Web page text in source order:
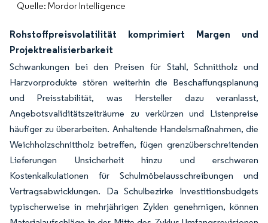
Quelle: Mordor Intelligence
Rohstoffpreisvolatilität komprimiert Margen und
Projektrealisierbarkeit
Schwankungen bei den Preisen für Stahl, Schnittholz und
Harzvorprodukte stören weiterhin die Beschaffungsplanung
und Preisstabilität, was Hersteller dazu veranlasst,
Angebotsvaliditätszeiträume zu verkürzen und Listenpreise
häufiger zu überarbeiten. Anhaltende Handelsmaßnahmen, die
Weichholzschnittholz betreffen, fügen grenzüberschreitenden
Lieferungen Unsicherheit hinzu und erschweren
Kostenkalkulationen für Schulmöbelausschreibungen und
Vertragsabwicklungen. Da Schulbezirke Investitionsbudgets
typischerweise in mehrjährigen Zyklen genehmigen, können